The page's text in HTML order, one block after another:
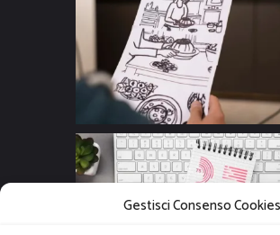
Gestisci Consenso Cookies